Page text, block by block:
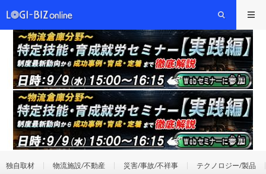
独自取材 物流施設/不動産 災害/事故/不祥事 テクノロジー/製品